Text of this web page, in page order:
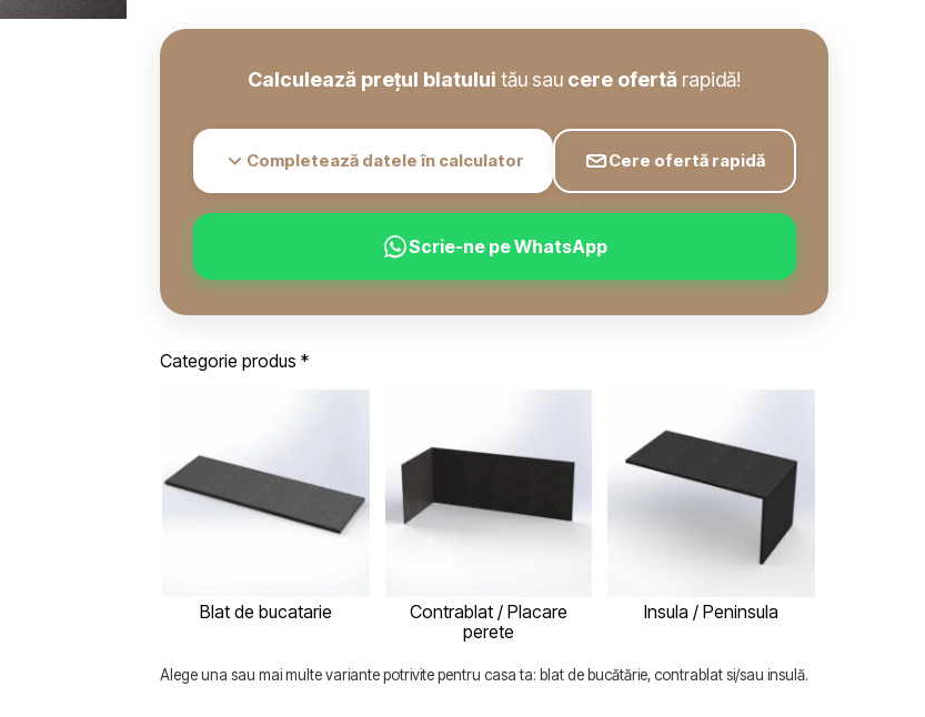
Calculează prețul blatului tău sau cere ofertă rapidă!
Completează datele în calculator Cere ofertă rapidă
Scrie-ne pe WhatsApp
Categorie produs *
Blat de bucatarie
Contrablat / Placare
perete
Insula / Peninsula
Alege una sau mai multe variante potrivite pentru casa ta: blat de bucătărie, contrablat si/sau insulă.